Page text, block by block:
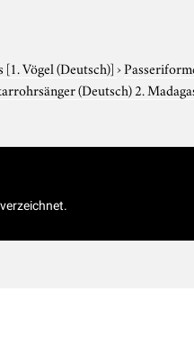
[1. Vögel (Deutsch)]›
(Deutsch) 2.